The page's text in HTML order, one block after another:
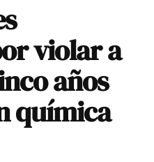
violar a
años
química